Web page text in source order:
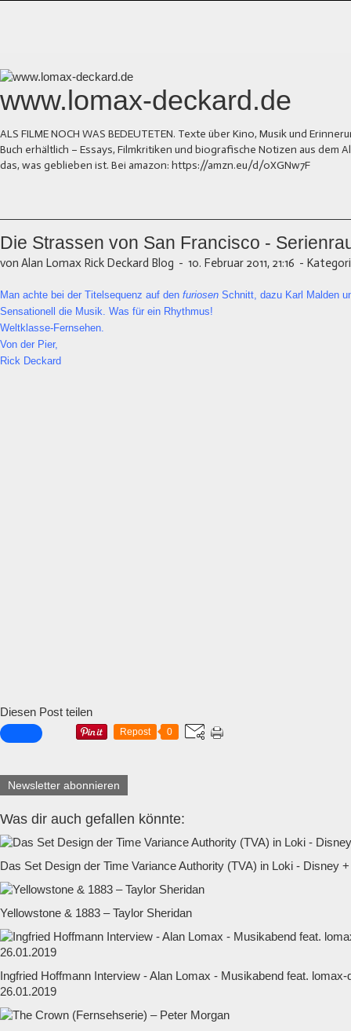
www.lomax-deckard.de
ALS FILME NOCH WAS BEDEUTETEN. Texte über Kino, Musik und
Buch erhältlich – Essays, Filmkritiken und biografische Notizen aus dem
das, was geblieben ist. Bei amazon: https://amzn.eu/d/0XGNw7F
Die Strassen von San Francisco -
von Alan Lomax Rick Deckard Blog - 10. Februar 2011, 21:16 -
Man achte bei der Titelsequenz auf den furiosen Schnitt, dazu Karl Malden
Sensationell die Musik. Was für ein Rhythmus!
Weltklasse-Fernsehen.
Von der Pier,
Rick Deckard
Diesen Post teilen
Repost 0
Newsletter abonnieren
Was dir auch gefallen könnte:
Das Set Design der Time Variance Authority (TVA) in Loki - Disney +
Yellowstone & 1883 – Taylor Sheridan
Ingfried Hoffmann Interview - Alan Lomax - Musikabend feat.
26.01.2019